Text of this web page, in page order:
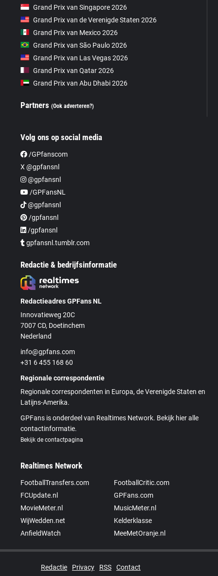
Grand Prix van Singapore 2026
Grand Prix van de Verenigde Staten 2026
Grand Prix van Mexico 2026
Grand Prix van São Paulo 2026
Grand Prix van Las Vegas 2026
Grand Prix van Qatar 2026
Grand Prix van Abu Dhabi 2026
Partners(Ook adverteren?)
Volg ons op social media
/GPfanscom
X @gpfansnl
@gpfansnl
/GPFansNL
@gpfansnl
/gpfansnl
/gpfansnl
gpfansnl.tumblr.com
Redactie & bedrijfsinformatie
Redactieadres GPFans NL
Innovatieweg 20C
7007 CD, Doetinchem
Nederland
info@gpfans.com
+31 6 455 168 60
Regionale correspondentie
Regionale correspondenten in Europa, de Verenigde Staten en
Latijns-Amerika.
GPFans is onderdeel van Realtimes Network. Bekijk hier alle
contactinformatie.
Bekijk de contactpagina
Realtimes Network
FootballTransfers.com
FootballCritic.com
FCUpdate.nl
GPFans.com
MovieMeter.nl
MusicMeter.nl
WijWedden.net
Kelderklasse
AnfieldWatch
MeeMetOranje.nl
Redactie Privacy RSS
Contact